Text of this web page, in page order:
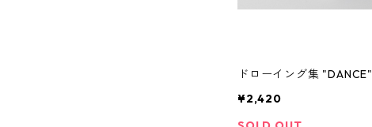
ドローイング集 "DANCE"
¥2,420